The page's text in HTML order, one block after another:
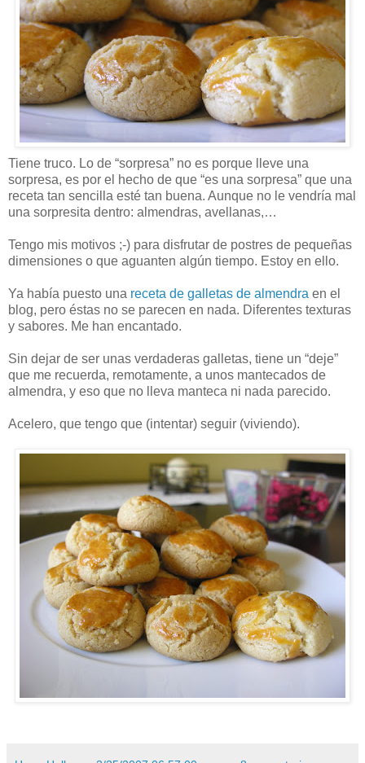
Tiene truco. Lo de “sorpresa” no es porque lleve una
sorpresa, es por el hecho de que “es una sorpresa” que una
receta tan sencilla esté tan buena. Aunque no le vendría mal
una sorpresita dentro: almendras, avellanas,…
Tengo mis motivos ;-) para disfrutar de postres de pequeñas
dimensiones o que aguanten algún tiempo. Estoy en ello.
Ya había puesto una receta de galletas de almendra en el
blog, pero éstas no se parecen en nada. Diferentes texturas
y sabores. Me han encantado.
Sin dejar de ser unas verdaderas galletas, tiene un “deje”
que me recuerda, remotamente, a unos mantecados de
almendra, y eso que no lleva manteca ni nada parecido.
Acelero, que tengo que (intentar) seguir (viviendo).